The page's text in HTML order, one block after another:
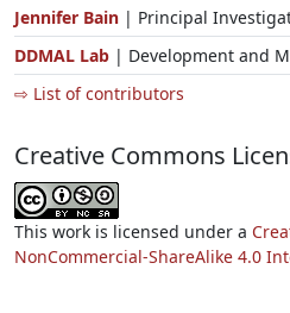
Jennifer Bain | Principal
DDMAL Lab | Development and
⇨ List of contributors
Creative Commons
This work is licensed under a
NonCommercial-ShareAlike 4.0